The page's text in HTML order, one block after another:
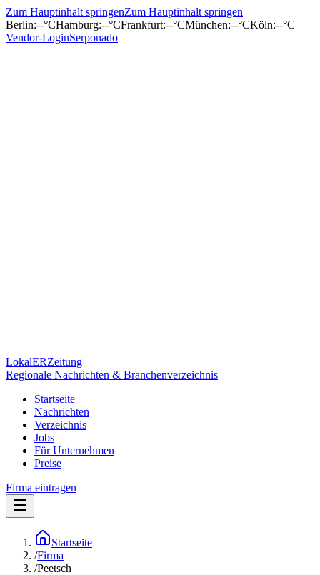
Zum Hauptinhalt springenZum Hauptinhalt springen
Berlin:--°CHamburg:--°CFrankfurt:--°CMünchen:--°CKöln:--°C
Vendor-LoginSerponado
LokalERZeitung
Regionale Nachrichten & Branchenverzeichnis
Startseite
Nachrichten
Verzeichnis
Jobs
Für Unternehmen
Preise
Firma eintragen
Startseite
/Firma
/Peetsch